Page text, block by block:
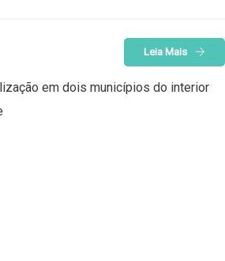
Leia Mais
em dois municípios do interior